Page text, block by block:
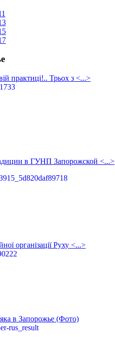
практиці!.. Трьох з <...>
в ГУНП Запорожской <...>
організації Руху <...>
в Запорожье (Фото)